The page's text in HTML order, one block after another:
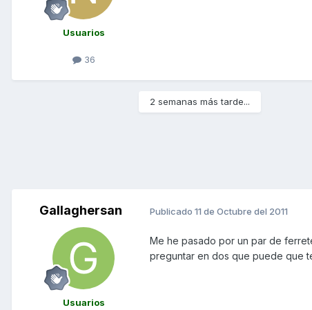
Usuarios
36
2 semanas más tarde...
Gallaghersan
Usuarios
Publicado 11 de Octubre del 2011
Me he pasado por un par de
preguntar en dos que puede que